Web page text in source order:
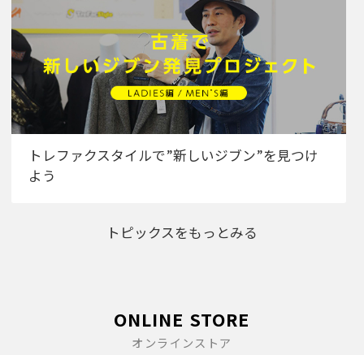
トレファクスタイルで”新しいジブン”を見つけ
よう
トピックスをもっとみる
ONLINE STORE
オンラインストア